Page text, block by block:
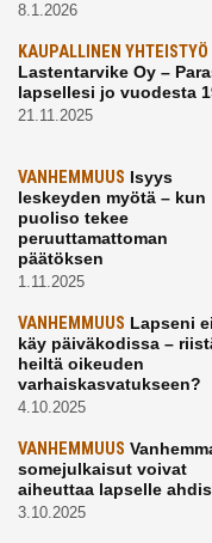
8.1.2026
KAUPALLINEN YHTEISTYÖ
Lastentarvike Oy –
lapsellesi jo vuodesta
21.11.2025
VANHEMMUUS Isyys
leskeyden myötä – kun
puoliso tekee
peruuttamattoman
päätöksen
1.11.2025
VANHEMMUUS Lapseni
käy päiväkodissa –
heiltä oikeuden
varhaiskasvatukseen?
4.10.2025
VANHEMMUUS
somejulkaisut voivat
aiheuttaa lapselle
3.10.2025